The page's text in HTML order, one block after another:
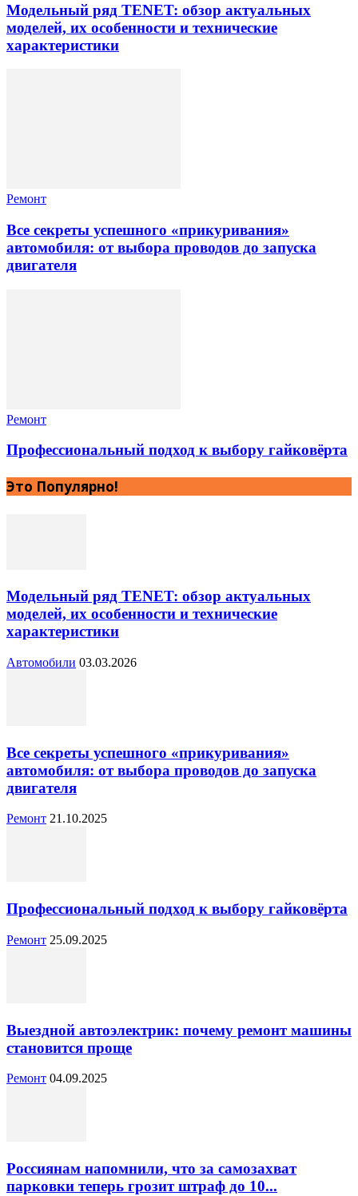
Модельный ряд TENET: обзор актуальных
моделей, их особенности и технические
характеристики
Ремонт
Все секреты успешного «прикуривания»
автомобиля: от выбора проводов до запуска
двигателя
Ремонт
Профессиональный подход к выбору гайковёрта
Это Популярно!
Модельный ряд TENET: обзор актуальных
моделей, их особенности и технические
характеристики
Автомобили 03.03.2026
Все секреты успешного «прикуривания»
автомобиля: от выбора проводов до запуска
двигателя
Ремонт 21.10.2025
Профессиональный подход к выбору гайковёрта
Ремонт 25.09.2025
Выездной автоэлектрик: почему ремонт машины
становится проще
Ремонт 04.09.2025
Россиянам напомнили, что за самозахват
парковки теперь грозит штраф до 10...